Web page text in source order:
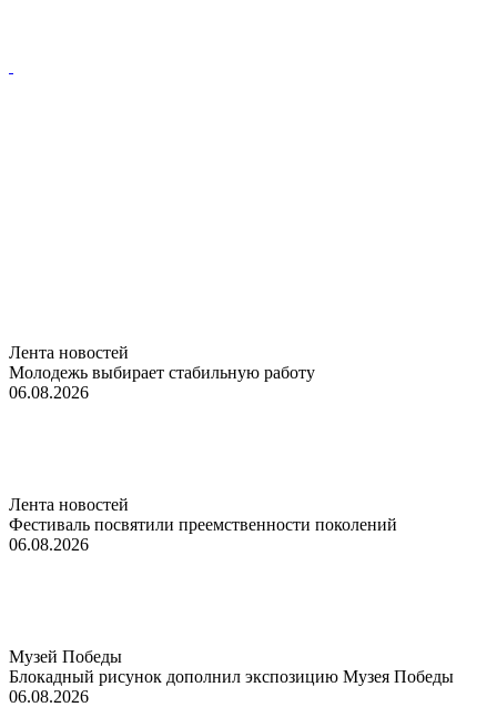
Лента новостей
Молодежь выбирает стабильную работу
06.08.2026
Лента новостей
Фестиваль посвятили преемственности поколений
06.08.2026
Музей Победы
Блокадный рисунок дополнил экспозицию Музея Победы
06.08.2026